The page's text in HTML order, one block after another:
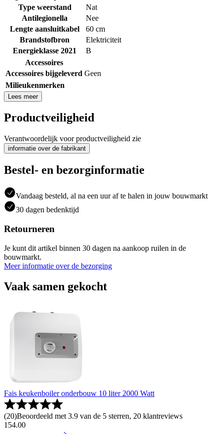
Type weerstand
Nat
Antilegionella
Nee
Lengte aansluitkabel
60 cm
Brandstofbron
Elektriciteit
Energieklasse 2021
B
Accessoires
Accessoires bijgeleverd Geen
Milieukenmerken
Lees meer
Productveiligheid
Verantwoordelijk voor productveiligheid zie
informatie over de fabrikant
Bestel- en bezorginformatie
Vandaag besteld, al na een uur af te halen in jouw bouwmarkt
30 dagen bedenktijd
Retourneren
Je kunt dit artikel binnen 30 dagen na aankoop ruilen in de
bouwmarkt.
Meer informatie over de bezorging
Vaak samen gekocht
Fais keukenboiler onderbouw 10 liter 2000 Watt
(20)Beoordeeld met 3.9 van de 5 sterren, 20 klantreviews
154.00